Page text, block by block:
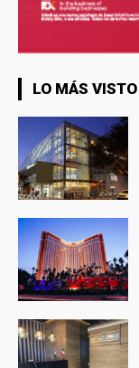
LO MÁS VISTO